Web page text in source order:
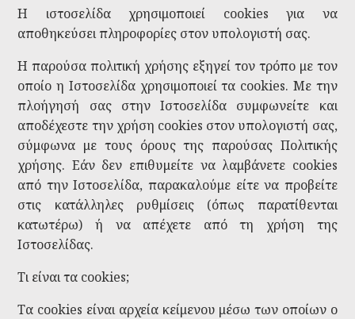
Η ιστοσελίδα χρησιμοποιεί cookies για να
αποθηκεύσει πληροφορίες στον υπολογιστή σας.
Η παρούσα πολιτική χρήσης εξηγεί τον τρόπο με τον
οποίο η Ιστοσελίδα χρησιμοποιεί τα cookies. Με την
πλοήγησή σας στην Ιστοσελίδα συμφωνείτε και
αποδέχεστε την χρήση cookies στον υπολογιστή σας,
σύμφωνα με τους όρους της παρούσας Πολιτικής
χρήσης. Εάν δεν επιθυμείτε να λαμβάνετε cookies
από την Ιστοσελίδα, παρακαλούμε είτε να προβείτε
στις κατάλληλες ρυθμίσεις (όπως παρατίθενται
κατωτέρω) ή να απέχετε από τη χρήση της
Ιστοσελίδας.
Τι είναι τα cookies;
Τα cookies είναι αρχεία κείμενου μέσω των οποίων ο